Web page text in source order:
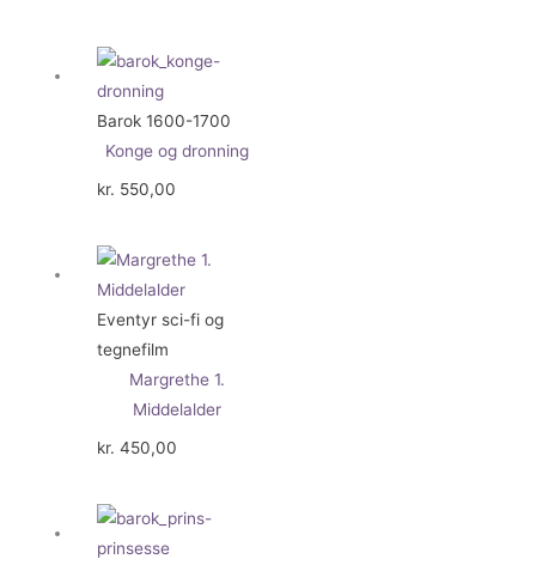
Barok 1600-1700
Konge og dronning
kr. 550,00
Eventyr sci-fi og
tegnefilm
Margrethe 1.
Middelalder
kr. 450,00